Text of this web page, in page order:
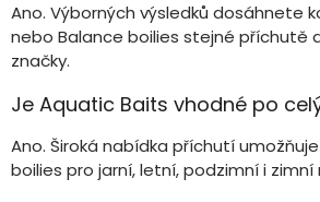
Ano. Výborných výsledků dosáhnete
nebo Balance boilies stejné příchutě
značky.
Je Aquatic Baits vhodné po
Ano. Široká nabídka příchutí
boilies pro jarní, letní, podzimní i zimní